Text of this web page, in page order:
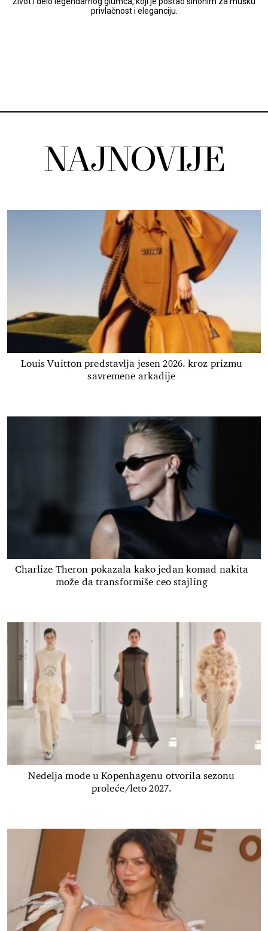
privlačnost i eleganciju.
NAJNOVIJE
Louis Vuitton predstavlja jesen 2026. kroz prizmu
savremene arkadije
Charlize Theron pokazala kako jedan komad nakita
može da transformiše ceo stajling
Nedelja mode u Kopenhagenu otvorila sezonu
proleće/leto 2027.